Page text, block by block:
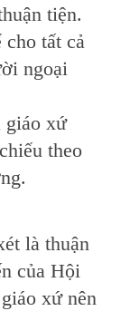
tiện.
cho tất cả
ngoại
giáo xứ
theo
là thuận
của Hội
xứ nên